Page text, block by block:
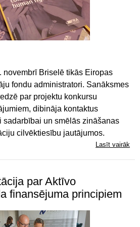
novembrī Briselē tikās Eiropas
fondu administratori. Sanāksmes
par projektu konkursu
dibināja kontaktus
un smēlās zināšanas
cilvēktiesību jautājumos.
Lasīt vairāk
par Aktīvo
finansējuma principiem